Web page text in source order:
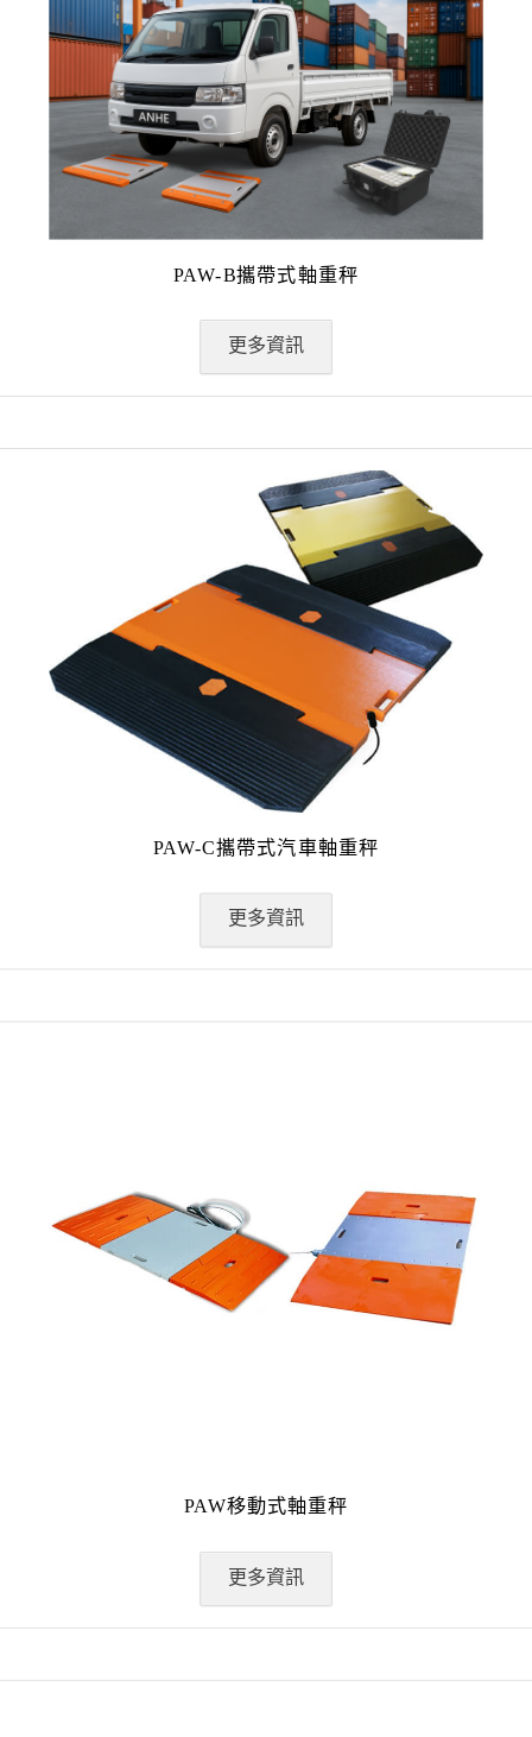
PAW-B攜帶式軸重秤
更多資訊
PAW-C攜帶式汽車軸重秤
更多資訊
PAW移動式軸重秤
更多資訊